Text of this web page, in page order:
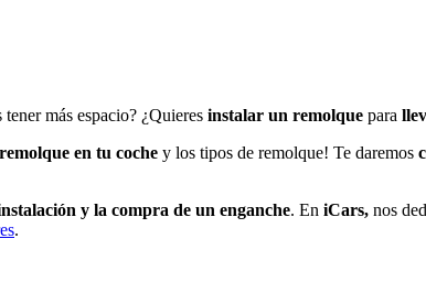
tener más espacio? ¿Quieres instalar un remolque para
en tu coche y los tipos de remolque! Te daremos
y la compra de un enganche. En iCars, nos
.